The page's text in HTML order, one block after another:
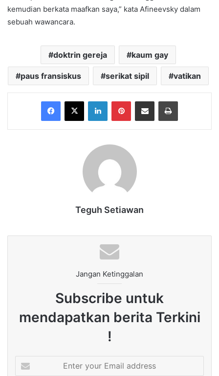
kemudian berkata maafkan saya,” kata Afineevsky dalam
sebuah wawancara.
doktrin gereja kaum gay
paus fransiskus serikat sipil vatikan
Facebook
X LinkedInPinterestShare via Email Print
Teguh Setiawan
Jangan Ketinggalan
Subscribe untuk
mendapatkan berita Terkini
!
your